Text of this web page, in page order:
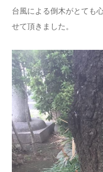
台風による倒木がとても
せて頂きました。